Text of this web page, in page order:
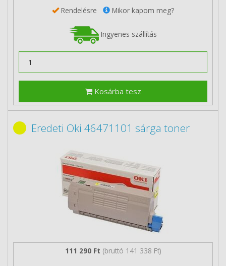
Rendelésre Mikor kapom meg?
Ingyenes szállítás
Kosárba tesz
Eredeti Oki 46471101 sárga toner
111 290 Ft (bruttó 141 338 Ft)